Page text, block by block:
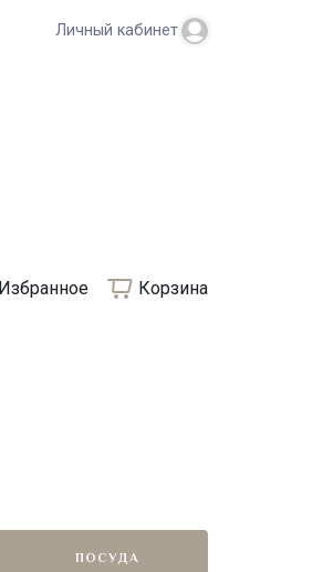
Личный кабинет
Избранное Корзина
ПОСУДА